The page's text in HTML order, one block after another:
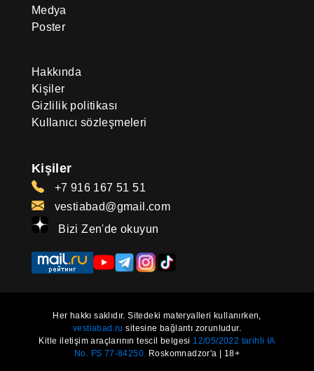
Medya
Poster
Hakkında
Kişiler
Gizlilik politikası
Kullanıcı sözleşmeleri
Kişiler
+7 916 167 51 51
vestiabad@gmail.com
Bizi Zen'de okuyun
Her hakkı saklıdır. Sitedeki materyalleri kullanırken,
vestiabad.ru sitesine bağlantı zorunludur.
Kitle iletişim araçlarının tescil belgesi 12/05/2022 tarihli IA
No. FS 77-84250. Roskomnadzor'a | 18+